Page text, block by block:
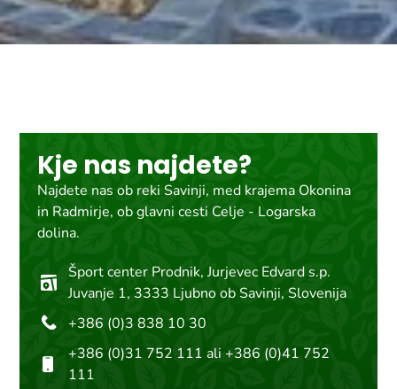
Kje nas najdete?
Najdete nas ob reki Savinji, med krajema Okonina
in Radmirje, ob glavni cesti Celje - Logarska
dolina.
Šport center Prodnik, Jurjevec Edvard s.p.
Juvanje 1, 3333 Ljubno ob Savinji, Slovenija
+386 (0)3 838 10 30
+386 (0)31 752 111 ali +386 (0)41 752
111